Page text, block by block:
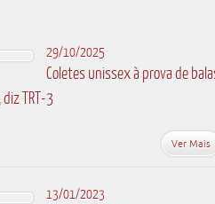
29/10/2025
Coletes unissex à prova de
TRT-3
Ver Mais
13/01/2023